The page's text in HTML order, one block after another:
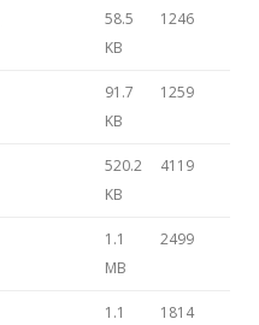
58.5
KB
1246
91.7
KB
1259
520.2
KB
4119
1.1
MB
2499
1.1
1814